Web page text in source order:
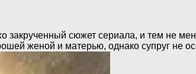
сюжет сериала, и тем не
женой и матерью, однако супруг не